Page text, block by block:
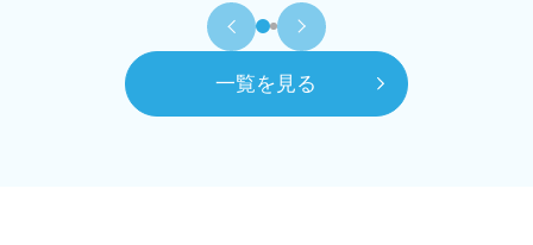
もなく契約までいけました。担当
して頂いた大野さんには小さな疑
問にも丁寧に回答頂けたので感謝
してもしきれません。
一覧を見る